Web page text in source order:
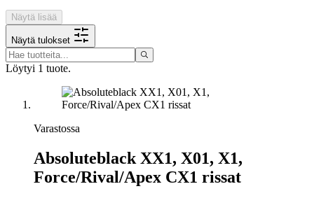
Näytä lisää
Näytä tulokset
Löytyi 1 tuote.
Varastossa
Absoluteblack XX1, X01, X1,
Force/Rival/Apex CX1 rissat